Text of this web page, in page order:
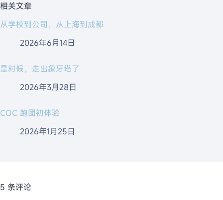
相关文章
从学校到公司，从上海到成都
2026年6月14日
是时候，走出象牙塔了
2026年3月28日
COC 跑团初体验
2026年1月25日
5 条评论